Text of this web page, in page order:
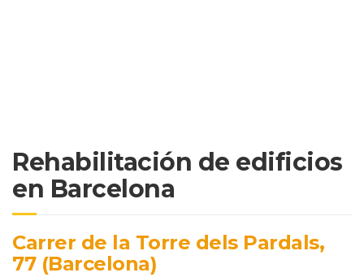
Rehabilitación de edificios
en Barcelona
Carrer de la Torre dels Pardals,
77 (Barcelona)